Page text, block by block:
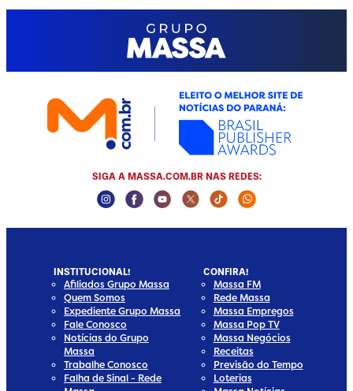
SIGA A MASSA.COM.BR NAS REDES:
Instagram Social Media
Facebook Social Media
Youtube Social Media
Twitter Social Media
Tiktok Social Media
Whatsapp
INSTITUCIONAL!
Afiliados Grupo Massa
Quem Somos
Expediente Grupo Massa
Fale Conosco
Notícias do Grupo
Massa
Trabalhe Conosco
Falha de Sinal - Rede
CONFIRA!
Massa FM
Rede Massa
Massa Empregos
Massa Pop TV
Massa Negócios
Receitas
Previsão do Tempo
Loterias